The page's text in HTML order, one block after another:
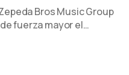
Bros Music Group
fuerza mayor el…